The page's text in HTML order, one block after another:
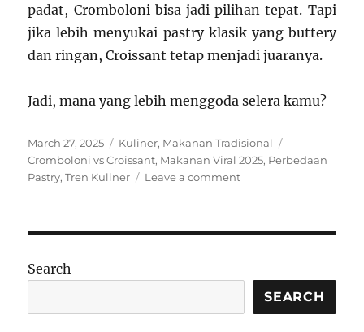
padat, Cromboloni bisa jadi pilihan tepat. Tapi
jika lebih menyukai pastry klasik yang buttery
dan ringan, Croissant tetap menjadi juaranya.
Jadi, mana yang lebih menggoda selera kamu?
Posted
on
March 27, 2025 Categories
Kuliner, Makanan Tradisional
Cromboloni vs Croissant, Makanan Viral 2025, Perbedaan
Pastry,Tren Kuliner Leave a commenton
Kuliner
2025
Search
SEARCH